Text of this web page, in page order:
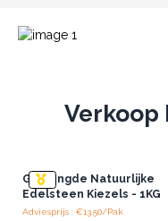
Verkoop
Gemengde Natuurlijke
Edelsteen Kiezels - 1KG
Adviesprijs : €13.50/Pak